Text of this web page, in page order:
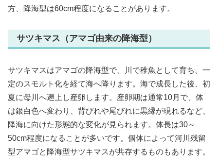
方、降海型は60cm程度になることがあります。
サツキマス（アマゴ由来の降海型）
サツキマスはアマゴの降海型で、川で稚魚として育ち、一
定のスモルト化を経て海へ降ります。海で成長した後、初
夏に母川へ遡上し産卵します。産卵期は通常10月で、体
は銀白色へ変わり、背びれや尾びれに黒縁が現れるなど、
降海に向けた形態的な変化が見られます。体長は30～
50cm程度になることが多いです。個体によって河川残留
型アマゴと降海型サツキマスが共存するものもあります。